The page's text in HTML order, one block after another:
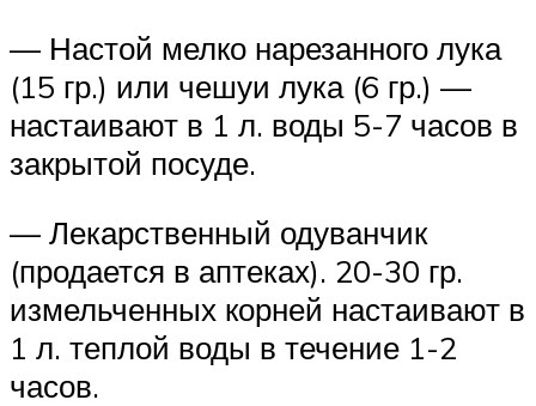
— Настой мелко нарезанного лука
(15 гр.) или чешуи лука (6 гр.) —
настаивают в 1 л. воды 5-7 часов в
закрытой посуде.
— Лекарственный одуванчик
(продается в аптеках). 20-30 гр.
измельченных корней настаивают в
1 л. теплой воды в течение 1-2
часов.